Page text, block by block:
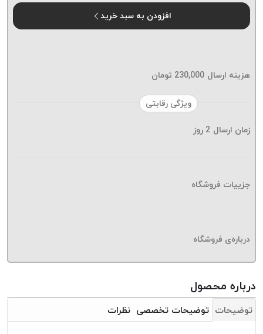
موم پی
بدون
موم
زتا
KORD
بدون
OMEGA
بافت
بدون
موم
کُرد
افزودن به سبد خرید
ویژگی رقابتی
هزینه ارسال 230,000 تومان
زمان ارسال 2 روز
جزییات فروشگاه
درباره‌ی فروشگاه
درباره محصول
توضیحات توضیحات تخصصی نظرات